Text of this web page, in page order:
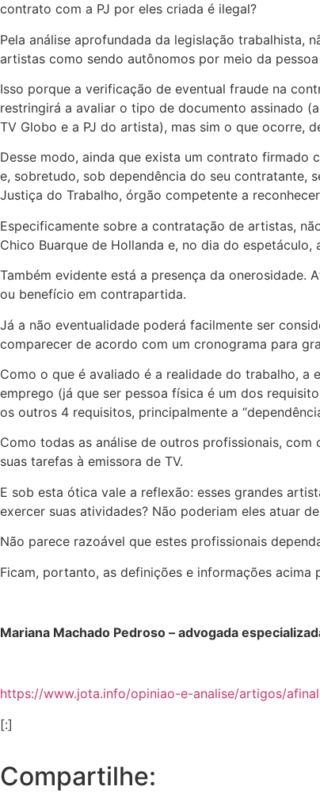
contrato com a PJ por eles criada é ilegal?
Pela análise aprofundada da legislação trabalhista,
artistas como sendo autônomos por meio da
Isso porque a verificação de eventual fraude na
restringirá a avaliar o tipo de documento assinado
TV Globo e a PJ do artista), mas sim o que ocorre,
Desse modo, ainda que exista um contrato firmado
e, sobretudo, sob dependência do seu contratante,
Justiça do Trabalho, órgão competente a
Especificamente sobre a contratação de artistas,
Chico Buarque de Hollanda e, no dia do
Também evidente está a presença da onerosidade.
ou benefício em contrapartida.
Já a não eventualidade poderá facilmente ser
comparecer de acordo com um cronograma para
Como o que é avaliado é a realidade do trabalho,
emprego (já que ser pessoa física é um dos
os outros 4 requisitos, principalmente a
Como todas as análise de outros profissionais,
suas tarefas à emissora de TV.
E sob esta ótica vale a reflexão: esses grandes
exercer suas atividades? Não poderiam eles atuar
Não parece razoável que estes profissionais
Ficam, portanto, as definições e informações
Mariana Machado Pedroso – advogada
https://www.jota.info/opiniao-e-analise/artigos/
[:]
Compartilhe: